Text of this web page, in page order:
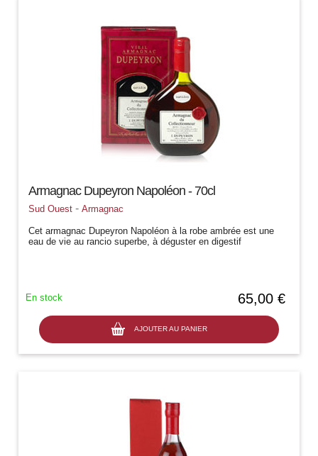
Armagnac Dupeyron Napoléon - 70cl
Sud Ouest -Armagnac
Cet armagnac Dupeyron Napoléon à la robe ambrée est une
eau de vie au rancio superbe, à déguster en digestif
65,00 €
AJOUTER AU PANIER
En stock